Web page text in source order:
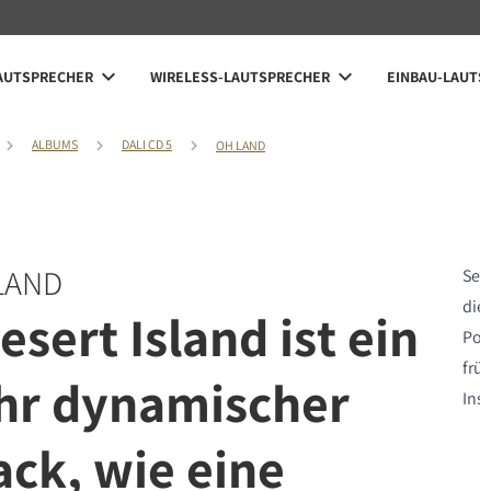
WIRELESS-LAUTSPRECHER EINBAU-
ALBUMS DALI CD 5 OH LAND
Island ist ein
dynamischer
wie eine